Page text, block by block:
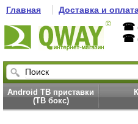
Главная Доставка и
☎
☎
Android ТВ приставки
(ТВ бокс)